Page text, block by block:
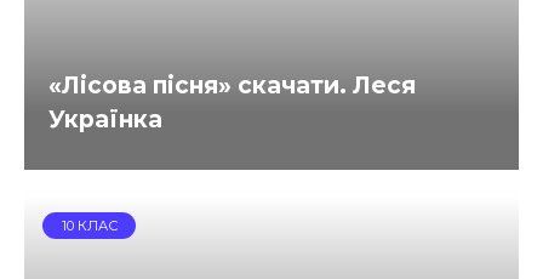
«Лісова пісня» скачати. Леся
Українка
10 КЛАС